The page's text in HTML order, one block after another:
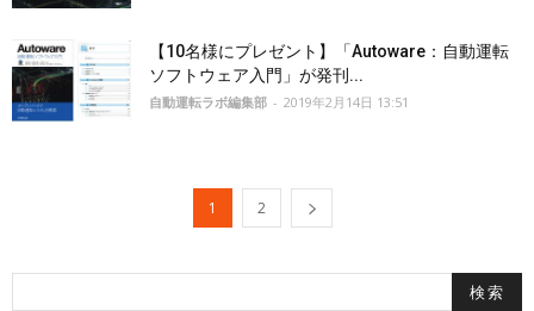
【10名様にプレゼント】「Autoware：自動運転
ソフトウェア入門」が発刊...
自動運転ラボ編集部 - 2019年2月14日 13:51
1 2